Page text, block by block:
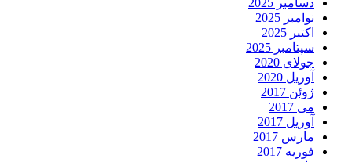
نوامبر 2025
اکتبر 2025
سپتامبر 2025
جولای 2020
آوریل 2020
ژوئن 2017
می 2017
آوریل 2017
مارس 2017
فوریه 2017